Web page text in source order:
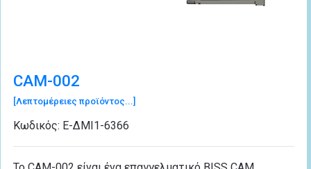
CAM-002
[Λεπτομέρειες προϊόντος...]
Κωδικός: Ε-ΔΜΙ1-6366